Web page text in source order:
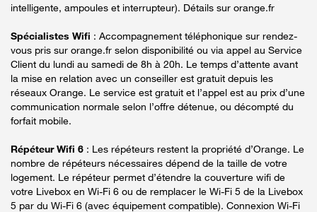
intelligente, ampoules et interrupteur). Détails sur orange.fr
Spécialistes Wifi : Accompagnement téléphonique sur rendez-
vous pris sur orange.fr selon disponibilité ou via appel au Service
Client du lundi au samedi de 8h à 20h. Le temps d’attente avant
la mise en relation avec un conseiller est gratuit depuis les
réseaux Orange. Le service est gratuit et l’appel est au prix d’une
communication normale selon l’offre détenue, ou décompté du
forfait mobile.
Répéteur Wifi 6 : Les répéteurs restent la propriété d’Orange. Le
nombre de répéteurs nécessaires dépend de la taille de votre
logement. Le répéteur permet d’étendre la couverture wifi de
votre Livebox en Wi-Fi 6 ou de remplacer le Wi-Fi 5 de la Livebox
5 par du Wi-Fi 6 (avec équipement compatible). Connexion Wi-Fi